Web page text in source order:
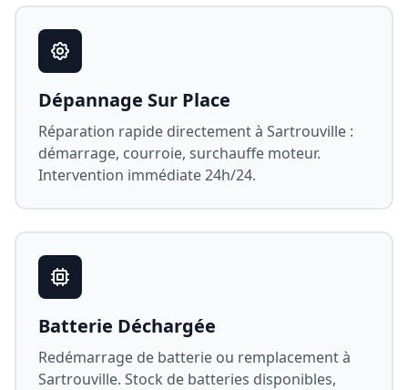
Dépannage Sur Place
Réparation rapide directement à Sartrouville :
démarrage, courroie, surchauffe moteur.
Intervention immédiate 24h/24.
Batterie Déchargée
Redémarrage de batterie ou remplacement à
Sartrouville. Stock de batteries disponibles,